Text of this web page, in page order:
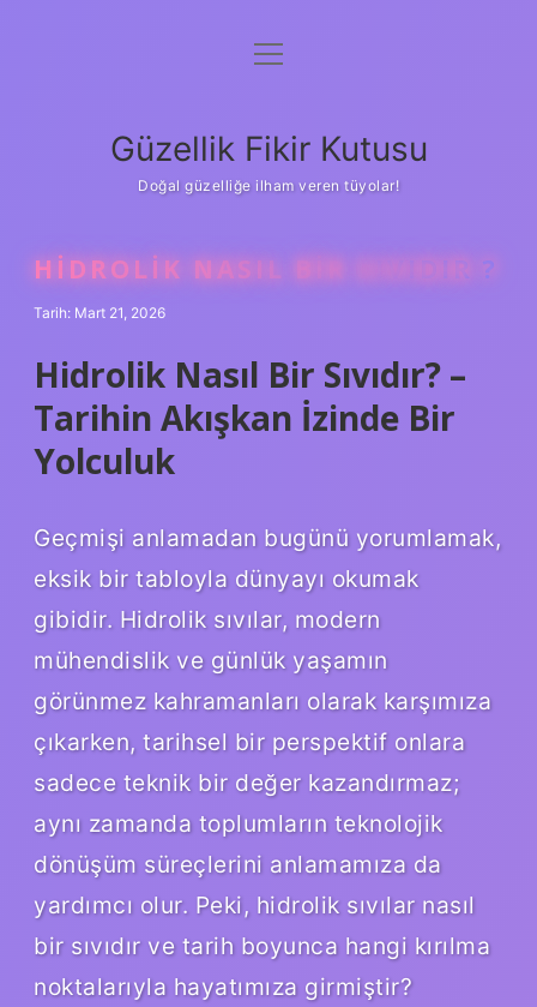
Anasayfa
Yasal Uyarı
menüyü
Güzellik Fikir Kutusu
Doğal güzelliğe ilham veren tüyolar!
HIDROLIK NASIL BIR SIVIDIR ?
Tarih: Mart 21, 2026
Hidrolik Nasıl Bir Sıvıdır? –
Tarihin Akışkan İzinde Bir
Yolculuk
Geçmişi anlamadan bugünü yorumlamak,
eksik bir tabloyla dünyayı okumak
gibidir. Hidrolik sıvılar, modern
mühendislik ve günlük yaşamın
görünmez kahramanları olarak karşımıza
çıkarken, tarihsel bir perspektif onlara
sadece teknik bir değer kazandırmaz;
aynı zamanda toplumların teknolojik
dönüşüm süreçlerini anlamamıza da
yardımcı olur. Peki, hidrolik sıvılar nasıl
bir sıvıdır ve tarih boyunca hangi kırılma
noktalarıyla hayatımıza girmiştir?